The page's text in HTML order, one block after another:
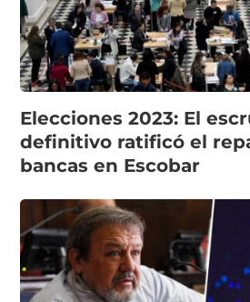
Elecciones 2023: El
definitivo ratificó el
bancas en Escobar